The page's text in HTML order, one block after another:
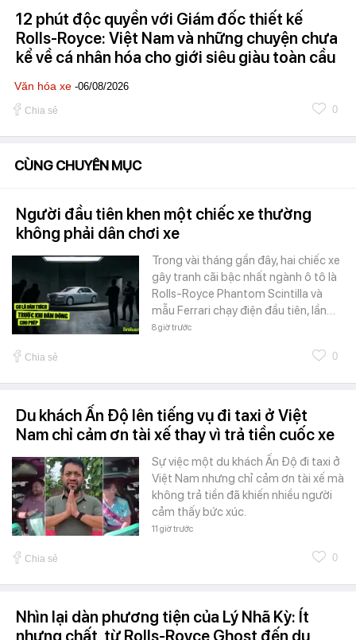
12 phút độc quyền với Giám đốc thiết kế
Rolls-Royce: Việt Nam và những chuyện chưa
kể về cá nhân hóa cho giới siêu giàu toàn cầu
Văn hóa xe -06/08/2026
Chia sẻ 0
CÙNG CHUYÊN MỤC
Người đầu tiên khen một chiếc xe thường
không phải dân chơi xe
Trong vài tháng gần đây, hai chiếc xe
gây tranh cãi bậc nhất ngành ô tô là
Rolls-Royce Phantom Scintilla và
mẫu Ferrari chạy điện đầu tiên, lần…
8 giờ trước
Chia sẻ 0
Du khách Ấn Độ lên tiếng vụ đi taxi ở Việt
Nam chỉ cảm ơn tài xế thay vì trả tiền cuốc xe
Sự việc một du khách Ấn Độ đi taxi ở
Việt Nam nhưng chỉ cảm ơn tài xế mà
không trả tiền đã khiến nhiều người
cảm thấy bức xúc.
11 giờ trước
Chia sẻ 0
Nhìn lại dàn phương tiện của Lý Nhã Kỳ: Ít
nhưng chất, từ Rolls-Royce Ghost đến du